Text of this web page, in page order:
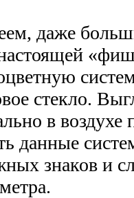
даже
стекло.
в воздухе
данные
знаков и